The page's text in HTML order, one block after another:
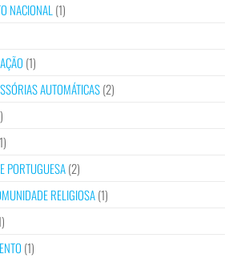
NACIONAL (1)
(1)
AUTOMÁTICAS(2)
PORTUGUESA(2)
RELIGIOSA(1)
(1)